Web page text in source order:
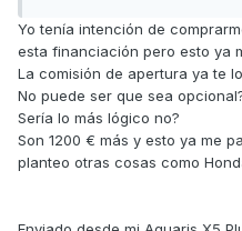
Yo tenía intención de
esta financiación pero esto ya
La comisión de apertura ya te
No puede ser que sea
Sería lo más lógico no?
Son 1200 € más y esto ya me
planteo otras cosas como